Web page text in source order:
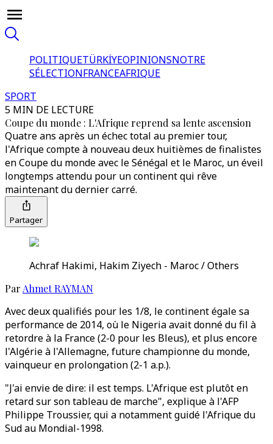
POLITIQUETÜRKİYEOPINIONSNOTRE
SÉLECTIONFRANCEAFRIQUE
SPORT
5 MIN DE LECTURE
Coupe du monde : L'Afrique reprend sa lente ascension
Quatre ans après un échec total au premier tour,
l'Afrique compte à nouveau deux huitièmes de finalistes
en Coupe du monde avec le Sénégal et le Maroc, un éveil
longtemps attendu pour un continent qui rêve
maintenant du dernier carré.
Partager
Achraf Hakimi, Hakim Ziyech - Maroc / Others
Par Ahmet RAYMAN
Avec deux qualifiés pour les 1/8, le continent égale sa
performance de 2014, où le Nigeria avait donné du fil à
retordre à la France (2-0 pour les Bleus), et plus encore
l'Algérie à l'Allemagne, future championne du monde,
vainqueur en prolongation (2-1 a.p.).
"J'ai envie de dire: il est temps. L'Afrique est plutôt en
retard sur son tableau de marche", explique à l'AFP
Philippe Troussier, qui a notamment guidé l'Afrique du
Sud au Mondial-1998.